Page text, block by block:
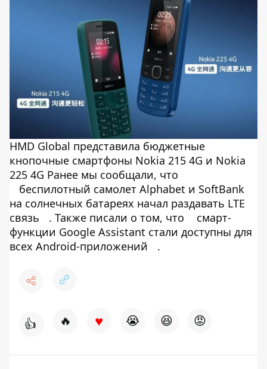
HMD Global представила бюджетные
кнопочные смартфоны Nokia 215 4G и Nokia
225 4G Ранее мы сообщали, что
беспилотный самолет Alphabet и SoftBank
на солнечных батареях начал раздавать LTE
связь
. Также писали о том, что
смарт-
функции Google Assistant стали доступны для
всех Android-приложений
.
👍 🔥 ♥ 😭 😆 😡